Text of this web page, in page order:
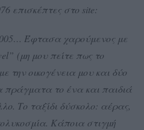
επισκέπτες στο site:
Έφτασα χαρούμενος με
(μη μου πείτε πως το
την οικογένεια μου και δύο
πράγματα το ένα και παιδιά
Το ταξίδι δύσκολο: αέρας,
Κάποια στιγμή